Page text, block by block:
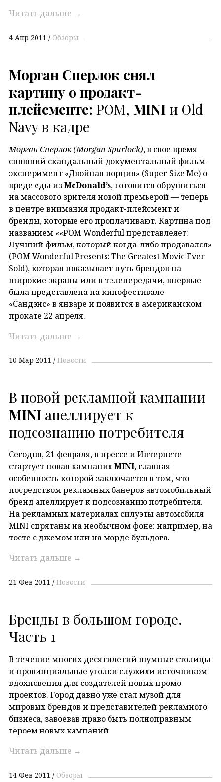
Читать дальше →
4 Апр 2011 Обзоры
Морган Сперлок снял
картину о продакт-
плейсменте: POM, MINI и Old
Navy в кадре
Морган Сперлок (Morgan Spurlock), в свое время
снявший скандальный документальный фильм-
эксперимент «Двойная порция» (Super Size Me) о
вреде еды изMcDonald’s, готовится обрушиться
на массового зрителя новой премьерой — теперь
в центре внимания продакт-плейсмент и
бренды, которые его проплачивают. Картина под
названием ««POM Wonderful представлеяет:
Лучший фильм, который когда-либо продавался»
(POM Wonderful Presents: The Greatest Movie Ever
Sold), которая показывает путь брендов на
широкие экраны или в телепередачи, впервые
была представлена на кинофестивале
«Сандэнс» в январе и появится в американском
прокате 22 апреля.
Читать дальше →
10 Мар 2011 Новости
В новой рекламной кампании
MINI апеллирует к
подсознанию потребителя
Сегодня, 21 февраля, в прессе и Интернете
стартует новая кампанияMINI, главная
особенность которой заключается в том, что
посредством рекламных банеров автомобильный
бренд апеллирует к подсознанию потребителя.
На рекламных материалах силуэты автомобиля
MINI спрятаны на необычном фоне: например, на
тосте с джемом или на морде бульдога.
Читать дальше →
21 Фев 2011 Новости
Бренды в большом городе.
Часть 1
В течение многих десятилетий шумные столицы
и провинциальные уголки служили источником
вдохновения для создателей новых промо-
проектов. Город давно уже стал музой для
мировых брендов и представителей рекламного
бизнеса, завоевав право быть полноправным
героем новых кампаний.
Читать дальше →
14 Фев 2011 Обзоры